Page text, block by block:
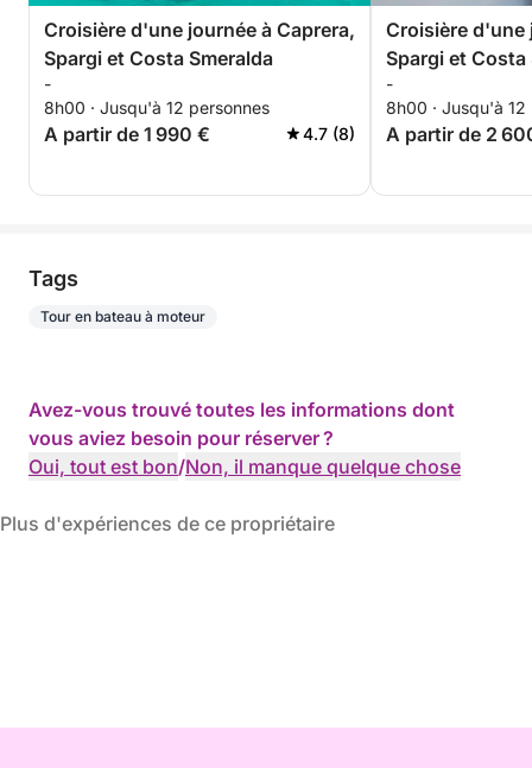
Croisière d'une journée à Caprera,
Spargi et Costa Smeralda
-
8h00 · Jusqu'à 12 personnes
A partir de 1 990 € 4.7 (8)
Croisière d'une
Spargi et Costa
-
8h00 · Jusqu'à 12
A partir de 2
Tags
Tour en bateau à moteur
Avez-vous trouvé toutes les informations dont
vous aviez besoin pour réserver ?
Oui, tout est bon/Non, il manque quelque chose
Plus d'expériences de ce propriétaire